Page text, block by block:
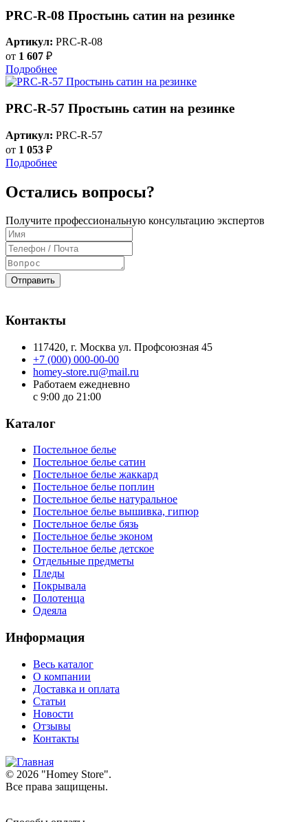
PRC-R-08 Простынь сатин на резинке
Артикул: PRC-R-08
от 1 607 ₽
Подробнее
PRC-R-57 Простынь сатин на резинке
Артикул: PRC-R-57
от 1 053 ₽
Подробнее
Остались вопросы?
Получите профессиональную консультацию экспертов
Отправить
Контакты
117420, г. Москва ул. Профсоюзная 45
+7 (000) 000-00-00
homey-store.ru@mail.ru
Работаем ежедневно
с 9:00 до 21:00
Каталог
Постельное белье
Постельное белье сатин
Постельное белье жаккард
Постельное белье поплин
Постельное белье натуральное
Постельное белье вышивка, гипюр
Постельное белье бязь
Постельное белье эконом
Постельное белье детское
Отдельные предметы
Пледы
Покрывала
Полотенца
Одеяла
Информация
Весь каталог
О компании
Доставка и оплата
Статьи
Новости
Отзывы
Контакты
© 2026 "Homey Store".
Все права защищены.